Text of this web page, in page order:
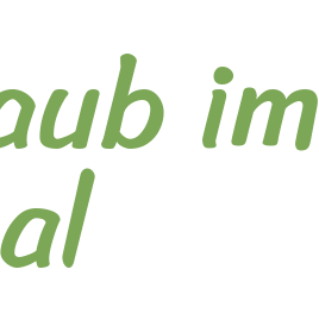
im